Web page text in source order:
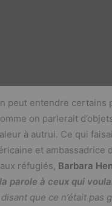
peut entendre certains
on parlerait
à autrui. Ce qui
et ambassadrice
réfugiés, Barbara
parole à ceux qui
que ce n’était pas